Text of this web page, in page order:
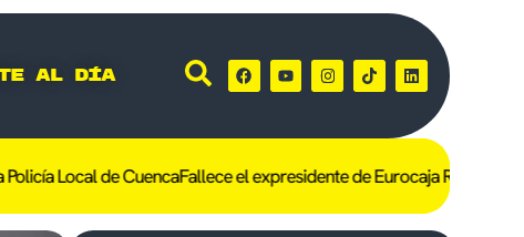
al día
Local de CuencaFallece el expresidente de Eurocaja Rural, Andrés